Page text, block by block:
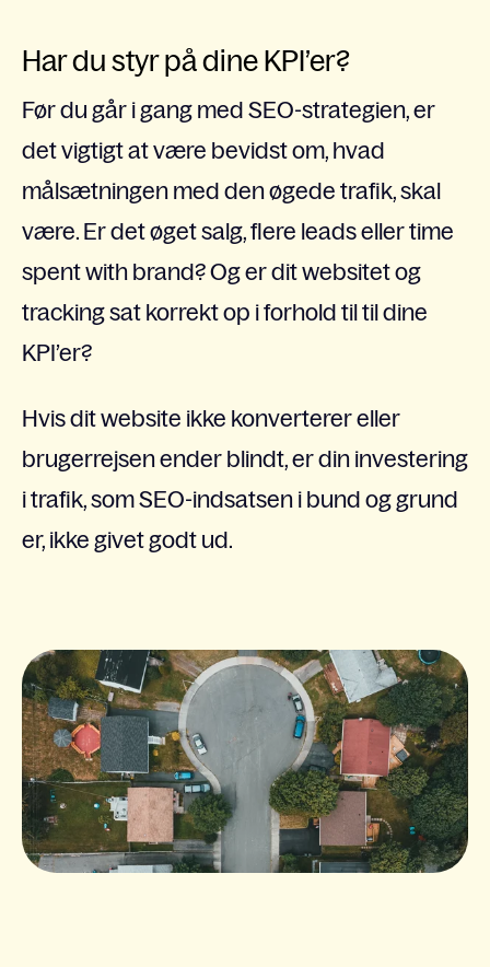
Har du styr på dine KPI’er?
Før du går i gang med SEO-strategien, er
det vigtigt at være bevidst om, hvad
målsætningen med den øgede trafik, skal
være. Er det øget salg, flere leads eller time
spent with brand? Og er dit websitet og
tracking sat korrekt op i forhold til til dine
KPI’er?
Hvis dit website ikke konverterer eller
brugerrejsen ender blindt, er din investering
i trafik, som SEO-indsatsen i bund og grund
er, ikke givet godt ud.